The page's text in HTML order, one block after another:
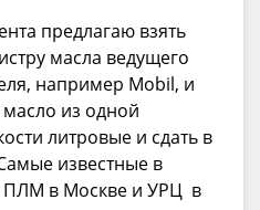
предлагаю взять
масла ведущего
например Mobil, и
из одной
литровые и сдать в
известные в
в Москве и УРЦ в